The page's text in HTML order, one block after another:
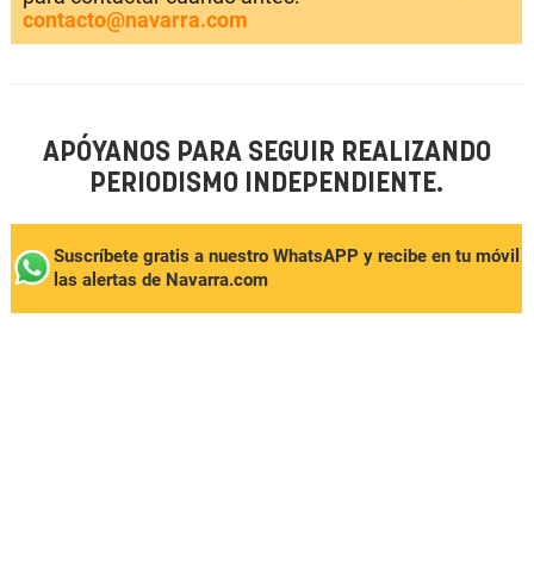
contacto@navarra.com
APÓYANOS PARA SEGUIR REALIZANDO
PERIODISMO INDEPENDIENTE.
Suscríbete gratis a nuestro WhatsAPP y recibe en tu móvil
las alertas de Navarra.com